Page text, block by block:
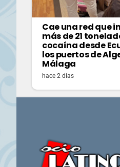
Cae una red que
más de 21
cocaína desde
los puertos de
Málaga
hace 2 días